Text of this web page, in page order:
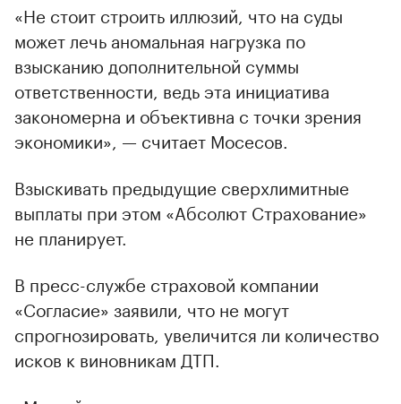
«Не стоит строить иллюзий, что на суды
может лечь аномальная нагрузка по
взысканию дополнительной суммы
ответственности, ведь эта инициатива
закономерна и объективна с точки зрения
экономики», — считает Мосесов.
Взыскивать предыдущие сверхлимитные
выплаты при этом «Абсолют Страхование»
не планирует.
В пресс-службе страховой компании
«Согласие» заявили, что не могут
спрогнозировать, увеличится ли количество
исков к виновникам ДТП.